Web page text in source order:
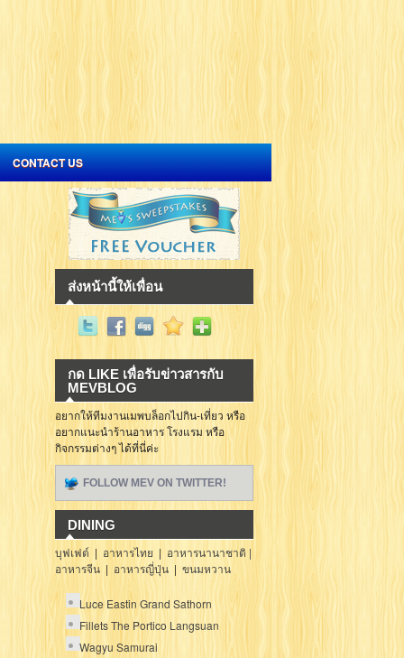
CONTACT US
ส่งหน้านี้ให้เพื่อน
กด LIKE เพื่อรับข่าวสารกับ
MEVBLOG
อยากให้ทีมงานเมพบล็อกไปกิน-เที่ยว หรือ
อยากแนะนำร้านอาหาร โรงแรม หรือ
กิจกรรมต่างๆ ได้ที่นี่ค่ะ
FOLLOW MEV ON TWITTER!
DINING
บุฟเฟต์ | อาหารไทย | อาหารนานาชาติ |
อาหารจีน | อาหารญี่ปุ่น | ขนมหวาน
Luce Eastin Grand Sathorn
Fillets The Portico Langsuan
Wagyu Samurai